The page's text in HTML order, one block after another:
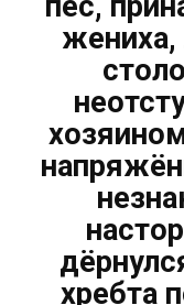
жениха,
хребта